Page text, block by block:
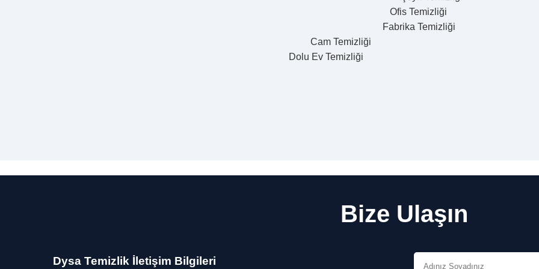
Ofis
Fabrika
Cam
Dolu Ev Temizliği
Bize Ulaşın
Dysa Temizlik İletişim Bilgileri